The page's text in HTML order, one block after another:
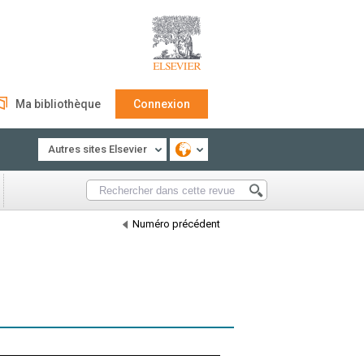
Ma bibliothèque Connexion
Autres sites Elsevier
Numéro précédent